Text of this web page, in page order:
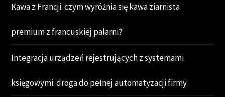
Kawa z Francji: czym wyróżnia się kawa ziarnista
premium z francuskiej palarni?
Integracja urządzeń rejestrujących z systemami
księgowymi: droga do pełnej automatyzacji firmy